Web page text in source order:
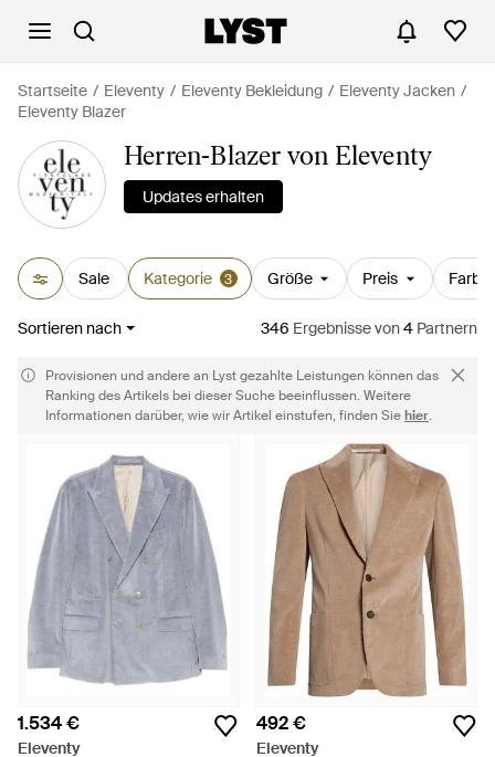
Startseite Eleventy Eleventy Bekleidung
Eleventy Jacken
Eleventy Blazer
Herren-Blazer von Eleventy
Updates erhalten
Sale Kategorie 3 Größe Preis Farbe
Sortieren nach 346 Ergebnissevon4 Partnern
Provisionen und andere an Lyst gezahlte Leistungen können das
Ranking des Artikels bei dieser Suche beeinflussen. Weitere
Informationen darüber, wie wir Artikel einstufen, finden Siehier.
1.534 €
Eleventy
492 €
Eleventy